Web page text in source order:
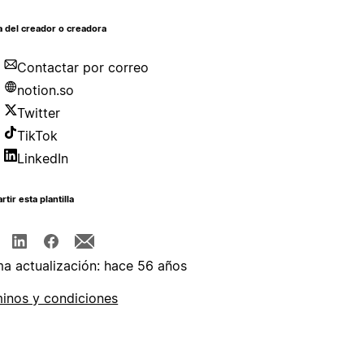
del creador o creadora
Contactar por correo
notion.so
Twitter
TikTok
LinkedIn
esta plantilla
actualización: hace 56 años
y condiciones